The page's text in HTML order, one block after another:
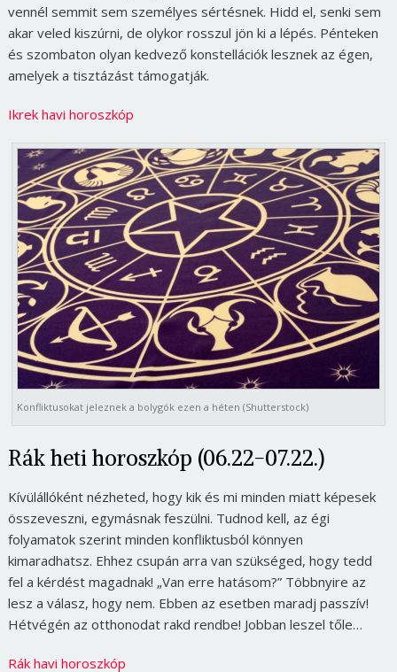
vennél semmit sem személyes sértésnek. Hidd el, senki sem
akar veled kiszúrni, de olykor rosszul jön ki a lépés. Pénteken
és szombaton olyan kedvező konstellációk lesznek az égen,
amelyek a tisztázást támogatják.
Ikrek havi horoszkóp
Konfliktusokat jeleznek a bolygók ezen a héten (Shutterstock)
Rák heti horoszkóp (06.22-07.22.)
Kívülállóként nézheted, hogy kik és mi minden miatt képesek
összeveszni, egymásnak feszülni. Tudnod kell, az égi
folyamatok szerint minden konfliktusból könnyen
kimaradhatsz. Ehhez csupán arra van szükséged, hogy tedd
fel a kérdést magadnak! „Van erre hatásom?” Többnyire az
lesz a válasz, hogy nem. Ebben az esetben maradj passzív!
Hétvégén az otthonodat rakd rendbe! Jobban leszel tőle…
Rák havi horoszkóp